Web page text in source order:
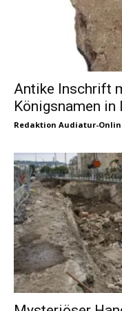
Antike Inschrift
Königsnamen in
Redaktion Audiatur-